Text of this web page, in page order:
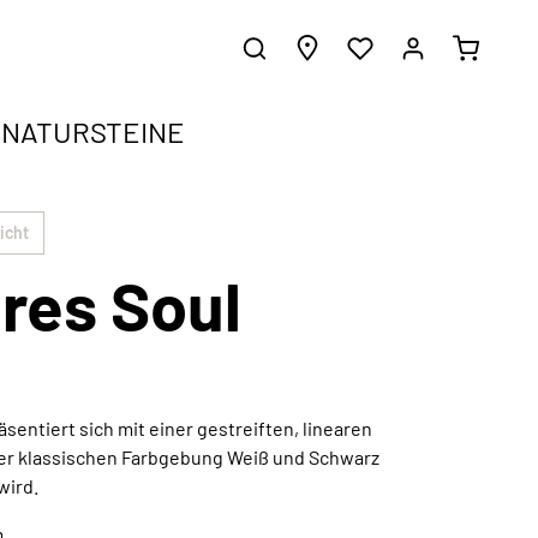
NATURSTEINE
in jeden Einrichtungsstil
Außergewöhnliche Kunstwerke
erhalte inspirierende Gestaltungsideen.
Soul
sich mit einer gestreiften, linearen
klassischen Farbgebung Weiß und Schwarz